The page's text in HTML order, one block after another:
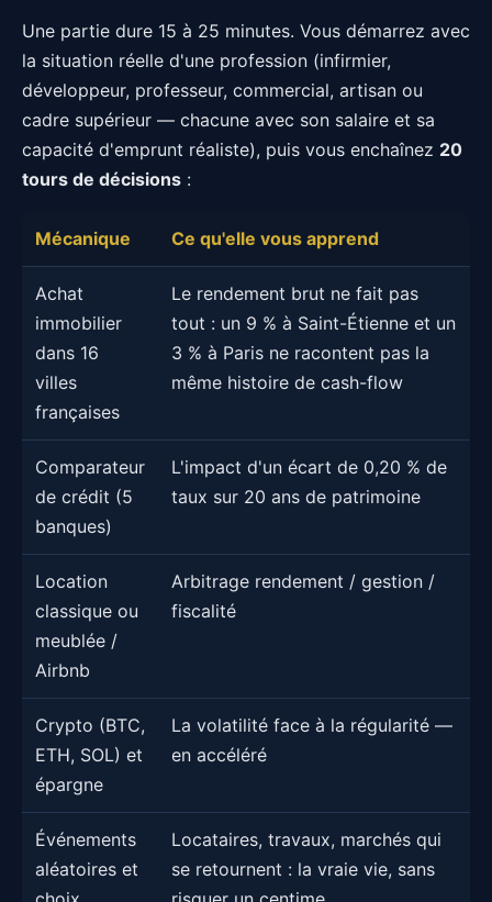
Une partie dure 15 à 25 minutes. Vous démarrez avec
la situation réelle d'une profession (infirmier,
développeur, professeur, commercial, artisan ou
cadre supérieur — chacune avec son salaire et sa
capacité d'emprunt réaliste), puis vous enchaînez 20
tours de décisions :
Mécanique Ce qu'elle vous apprend
Achat
immobilier
dans 16
villes
françaises
Le rendement brut ne fait pas
tout : un 9 % à Saint-Étienne et un
3 % à Paris ne racontent pas la
même histoire de cash-flow
Comparateur
de crédit (5
banques)
L'impact d'un écart de 0,20 % de
taux sur 20 ans de patrimoine
Location
classique ou
meublée /
Airbnb
Arbitrage rendement / gestion /
fiscalité
Crypto (BTC,
ETH, SOL) et
épargne
La volatilité face à la régularité —
en accéléré
Événements
aléatoires et
Locataires, travaux, marchés qui
se retournent : la vraie vie, sans